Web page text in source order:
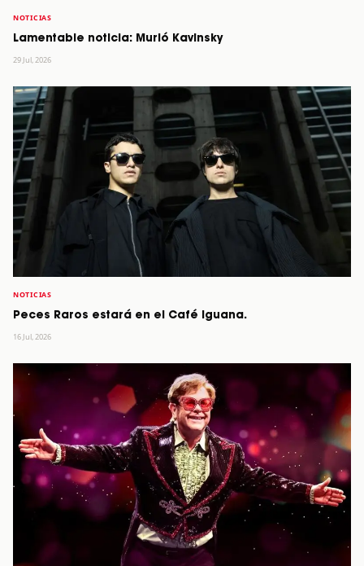
NOTICIAS
Lamentable noticia: Murió Kavinsky
29 Jul, 2026
NOTICIAS
Peces Raros estará en el Café Iguana.
16 Jul, 2026